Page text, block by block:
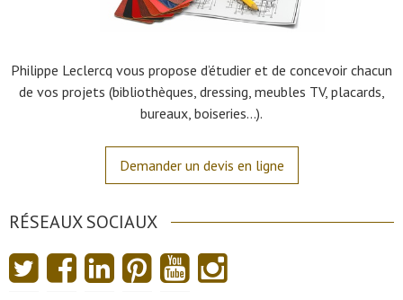
Philippe Leclercq vous propose d’étudier et de concevoir chacun
de vos projets (bibliothèques, dressing, meubles TV, placards,
bureaux, boiseries…).
Demander un devis en ligne
RÉSEAUX SOCIAUX